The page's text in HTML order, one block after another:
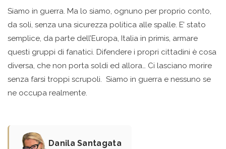
Siamo in guerra. Ma lo siamo, ognuno per proprio conto,
da soli, senza una sicurezza politica alle spalle. E’ stato
semplice, da parte dell’Europa, Italia in primis, armare
questi gruppi di fanatici. Difendere i propri cittadini è cosa
diversa, che non porta soldi ed allora… Ci lasciano morire
senza farsi troppi scrupoli. Siamo in guerra e nessuno se
ne occupa realmente.
Danila Santagata